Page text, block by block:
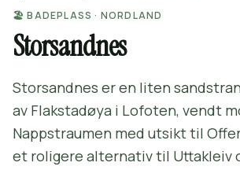
🏖️ BADEPLASS · NORDLAND
Storsandnes
Storsandnes er en liten
av Flakstadøya i Lofoten, vendt
Nappstraumen med utsikt til
et roligere alternativ til Uttakleiv